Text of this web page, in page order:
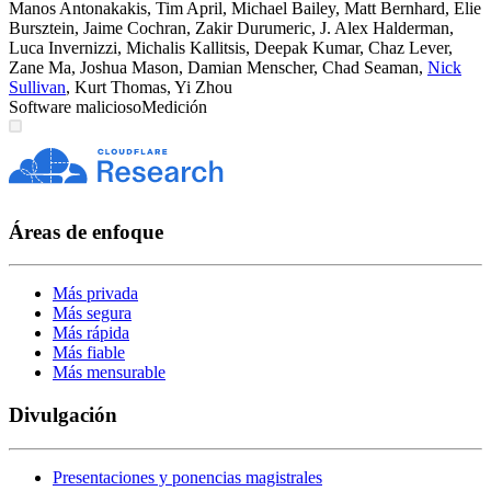
Manos Antonakakis, Tim April, Michael Bailey, Matt Bernhard, Elie
Bursztein, Jaime Cochran, Zakir Durumeric, J. Alex Halderman,
Luca Invernizzi, Michalis Kallitsis, Deepak Kumar, Chaz Lever,
Zane Ma, Joshua Mason, Damian Menscher, Chad Seaman, Nick
Sullivan, Kurt Thomas, Yi Zhou
Software maliciosoMedición
Áreas de enfoque
Más privada
Más segura
Más rápida
Más fiable
Más mensurable
Divulgación
Presentaciones y ponencias magistrales